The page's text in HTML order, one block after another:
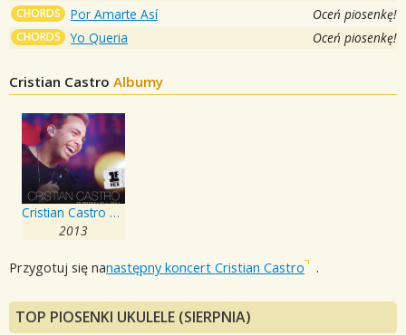
CHORDS Por Amarte Así Oceń piosenkę!
CHORDS Yo Queria Oceń piosenkę!
Cristian Castro Albumy
Cristian Castro En Primera Fila - Día 1
2013
Przygotuj się nanastępny koncert Cristian Castro .
TOP PIOSENKI UKULELE (SIERPNIA)